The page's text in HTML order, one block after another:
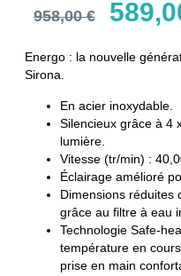
958,00€
Energo : la nouvelle
Sirona.
En acier inoxydable.
Silencieux grâce à 4
lumière.
Vitesse (tr/min) :
Éclairage amélioré
Dimensions réduites
grâce au filtre à eau
Technologie Safe-
température en
prise en main